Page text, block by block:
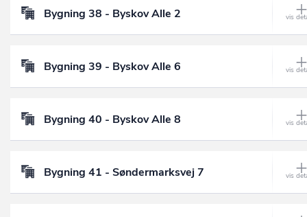
Bygning 38 - Byskov Alle 2
Bygning 39 - Byskov Alle 6
Bygning 40 - Byskov Alle 8
Bygning 41 - Søndermarksvej 7